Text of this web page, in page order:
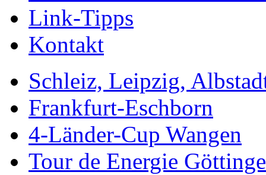
Link-Tipps
Kontakt
Schleiz, Leipzig,
Frankfurt-Eschborn
4-Länder-Cup Wangen
Tour de Energie